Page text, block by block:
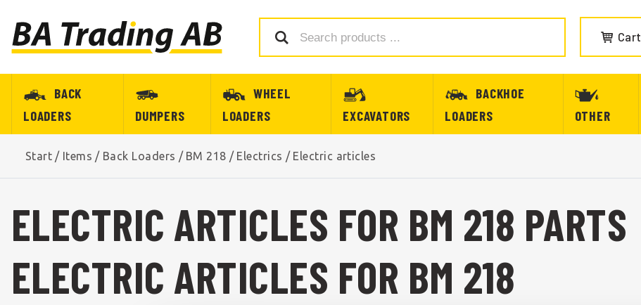
Cart
BACK
LOADERS
DUMPERS
WHEEL
LOADERS
EXCAVATORS
BACKHOE
LOADERS
OTHER
Start / Items / Back Loaders / BM 218 / Electrics / Electric articles
ELECTRIC ARTICLES FOR BM 218 PARTS
ELECTRIC ARTICLES FOR BM 218